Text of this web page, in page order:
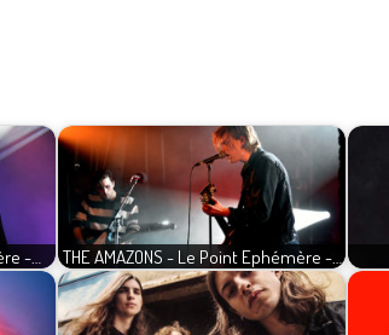
-… THE AMAZONS - Le Point Ephémère -…